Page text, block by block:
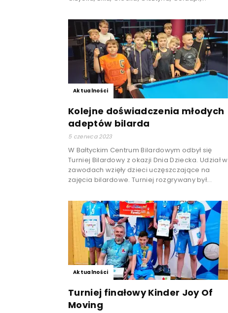
Aktualności
Kolejne doświadczenia młodych
adeptów bilarda
5 czerwca 2023
W Bałtyckim Centrum Bilardowym odbył się
Turniej Bilardowy z okazji Dnia Dziecka. Udział w
zawodach wzięły dzieci uczęszczające na
zajęcia bilardowe. Turniej rozgrywany był...
Aktualności
Turniej finałowy Kinder Joy Of
Moving